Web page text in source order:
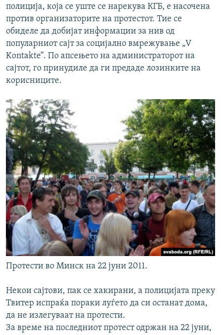
полиција, која се уште се нарекува КГБ, е насочена
против организаторите на протестот. Тие се
обиделе да добијат информации за нив од
популарниот сајт за социјално вмрежување „V
Kontakte“. По апсењето на администраторот на
сајтот, го принудиле да ги предаде лозинките на
корисниците.
Протести во Минск на 22 јуни 2011.
Некои сајтови, пак се хакирани, а полицијата преку
Твитер испраќа пораки луѓето да си останат дома,
да не излегуваат на протести.
За време на последниот протест одржан на 22 јуни,